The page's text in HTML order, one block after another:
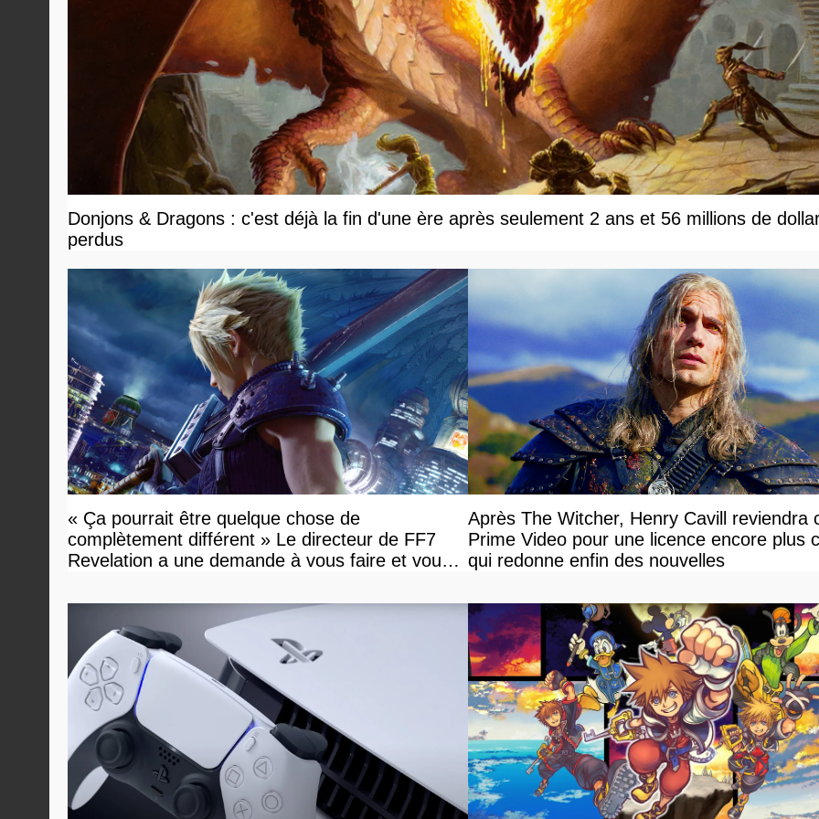
Donjons & Dragons : c'est déjà la fin d'une ère après seulement 2 ans et 56 millions de
perdus
« Ça pourrait être quelque chose de
complètement différent » Le directeur de FF7
Revelation a une demande à vous faire et vous
Après The Witcher, Henry Cavill reviendra
Prime Video pour une licence encore plus
qui redonne enfin des nouvelles